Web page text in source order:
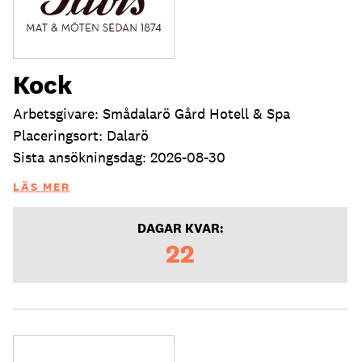
Kock
Arbetsgivare: Smådalarö Gård Hotell & Spa
Placeringsort: Dalarö
Sista ansökningsdag: 2026-08-30
LÄS MER
DAGAR KVAR:
22